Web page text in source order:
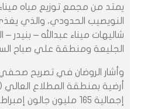
يمتد من مجمع توزيع مياه
النويصيب الحدودي، والذي
شاليهات ميناء عبدالله – بنيدر
الجليعة ومنطقة علي صباح
أرضية بمنطقة المطلاع العالي
إجمالية 165 مليون جالون